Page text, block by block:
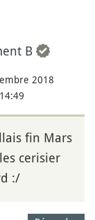
B
2018
14:49
fin Mars
cerisier
:/